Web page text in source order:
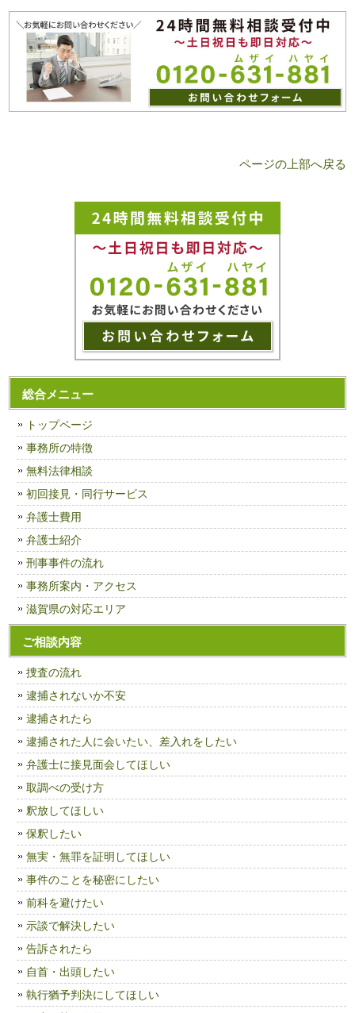
ページの上部へ戻る
総合メニュー
トップページ
事務所の特徴
無料法律相談
初回接見・同行サービス
弁護士費用
弁護士紹介
刑事事件の流れ
事務所案内・アクセス
滋賀県の対応エリア
ご相談内容
捜査の流れ
逮捕されないか不安
逮捕されたら
逮捕された人に会いたい、差入れをしたい
弁護士に接見面会してほしい
取調べの受け方
釈放してほしい
保釈したい
無実・無罪を証明してほしい
事件のことを秘密にしたい
前科を避けたい
示談で解決したい
告訴されたら
自首・出頭したい
執行猶予判決にしてほしい